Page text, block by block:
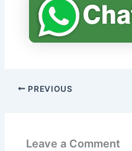
PREVIOUS
Leave a Comment